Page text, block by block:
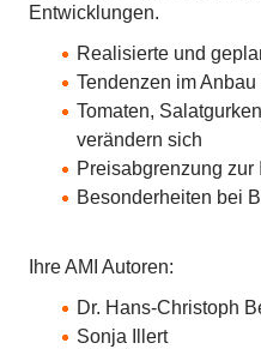
Entwicklungen.
Realisierte und
Tendenzen im
Tomaten,
verändern sich
Preisabgrenzung zur
Besonderheiten bei
Ihre AMI Autoren:
Dr. Hans-Christoph
Sonja Illert